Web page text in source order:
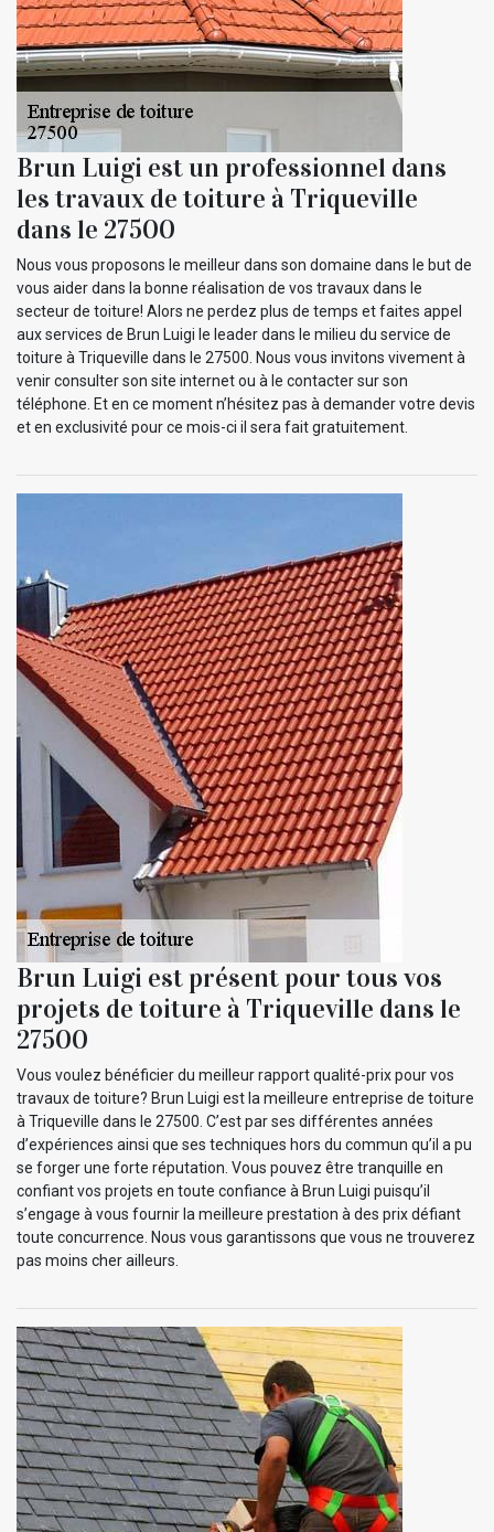
Brun Luigi est un professionnel dans
les travaux de toiture à Triqueville
dans le 27500
Nous vous proposons le meilleur dans son domaine dans le but de
vous aider dans la bonne réalisation de vos travaux dans le
secteur de toiture! Alors ne perdez plus de temps et faites appel
aux services de Brun Luigi le leader dans le milieu du service de
toiture à Triqueville dans le 27500. Nous vous invitons vivement à
venir consulter son site internet ou à le contacter sur son
téléphone. Et en ce moment n’hésitez pas à demander votre devis
et en exclusivité pour ce mois-ci il sera fait gratuitement.
Brun Luigi est présent pour tous vos
projets de toiture à Triqueville dans le
27500
Vous voulez bénéficier du meilleur rapport qualité-prix pour vos
travaux de toiture? Brun Luigi est la meilleure entreprise de toiture
à Triqueville dans le 27500. C’est par ses différentes années
d’expériences ainsi que ses techniques hors du commun qu’il a pu
se forger une forte réputation. Vous pouvez être tranquille en
confiant vos projets en toute confiance à Brun Luigi puisqu’il
s’engage à vous fournir la meilleure prestation à des prix défiant
toute concurrence. Nous vous garantissons que vous ne trouverez
pas moins cher ailleurs.